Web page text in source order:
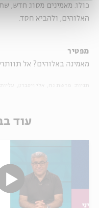
כולו. מאמינים מסוג חדש,
האלוהים, ולהביא חסד.
מפטיר
מאמינה באלוהים? אל
עוד